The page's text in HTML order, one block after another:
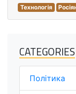
Технологія
CATEGORIES
Політика